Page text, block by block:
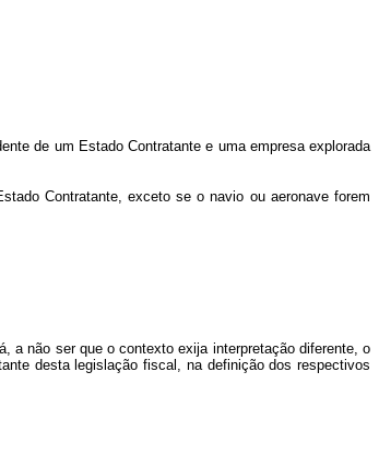
de um Estado Contratante e uma empresa explorada
Contratante, exceto se o navio ou aeronave forem
não ser que o contexto exija interpretação diferente, o
desta legislação fiscal, na definição dos respectivos